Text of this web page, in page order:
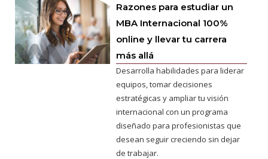
Razones para estudiar un
MBA Internacional 100%
online y llevar tu carrera
más allá
Desarrolla habilidades para liderar
equipos, tomar decisiones
estratégicas y ampliar tu visión
internacional con un programa
diseñado para profesionistas que
desean seguir creciendo sin dejar
de trabajar.